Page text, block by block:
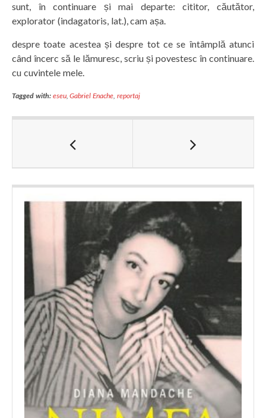
sunt, în continuare și mai departe: cititor, căutător,
explorator (indagatoris, lat.), cam așa.
despre toate acestea și despre tot ce se întâmplă atunci
când încerc să le lămuresc, scriu și povestesc în continuare.
cu cuvintele mele.
Tagged with: eseu,Gabriel Enache,reportaj